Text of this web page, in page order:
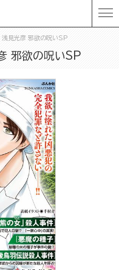
浅見光彦 邪欲の呪いSP
邪欲の呪いSP